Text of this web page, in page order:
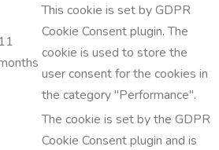
11
This cookie is set by GDPR
Cookie Consent plugin. The
cookie is used to store the
user consent for the cookies in
the category "Performance".
The cookie is set by the GDPR
Cookie Consent plugin and is